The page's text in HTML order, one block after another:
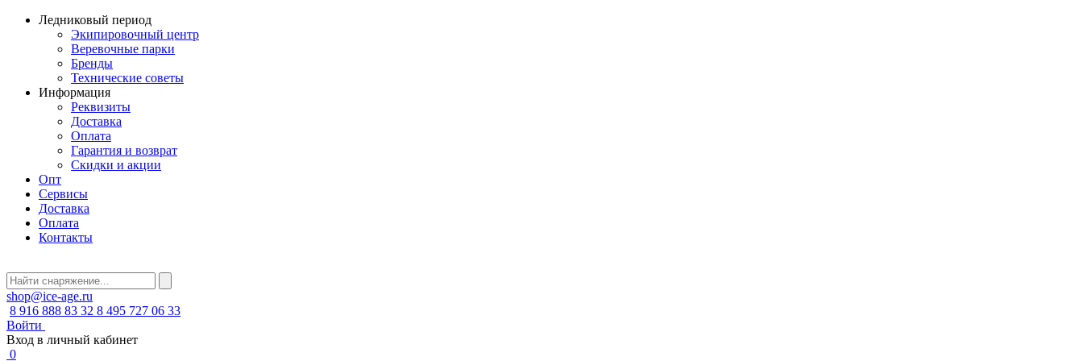
Ледниковый период
Экипировочный центр
Веревочные парки
Бренды
Технические советы
Информация
Реквизиты
Доставка
Оплата
Гарантия и возврат
Скидки и акции
Опт
Сервисы
Доставка
Оплата
Контакты
shop@ice-age.ru
8 916 888 83 32 8 495 727 06 33
Войти
Вход в личный кабинет
0